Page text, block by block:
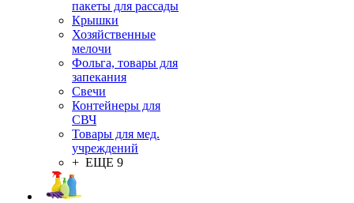
пакеты для рассады
Крышки
Хозяйственные
мелочи
Фольга, товары для
запекания
Свечи
Контейнеры для
СВЧ
Товары для мед.
учреждений
+ ЕЩЕ 9